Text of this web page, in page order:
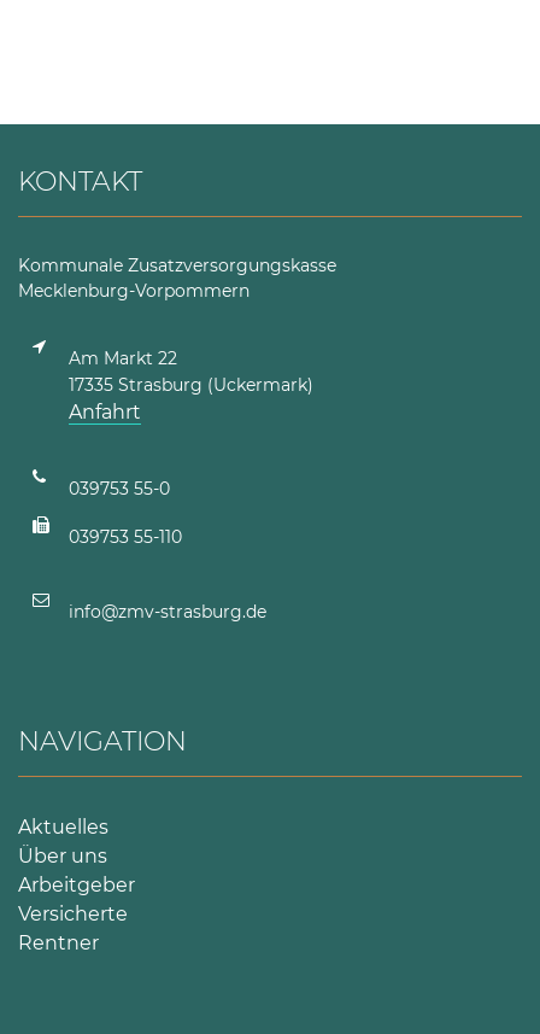
KONTAKT
Kommunale Zusatzversorgungskasse
Mecklenburg-Vorpommern
Am Markt 22
17335 Strasburg (Uckermark)
Anfahrt
039753 55-0
039753 55-110
info@zmv-strasburg.de
NAVIGATION
Aktuelles
Über uns
Arbeitgeber
Versicherte
Rentner